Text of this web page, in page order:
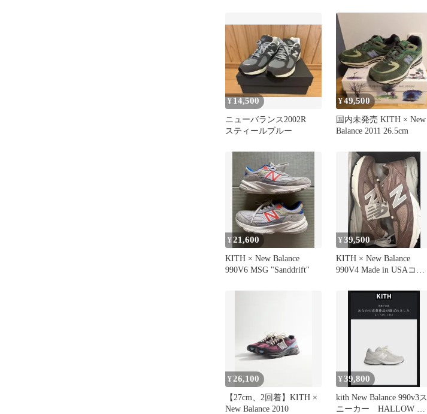
¥ 14,500
ニューバランス2002R
スティールブルー
¥49,500
国内未発売 KITH × New
Balance 2011 26.5cm
¥21,600
KITH × New Balance
990V6 MSG "Sanddrift"
¥39,500
KITH × New Balance
990V4 Made in USAコラ
¥ 26,100
【27cm、2回着】KITH ×
New Balance 2010
¥39,800
kith New Balance 990v3ス
ニーカー HALLOW ハ